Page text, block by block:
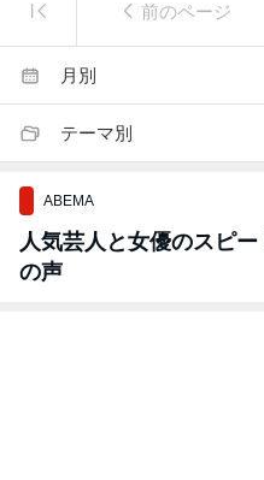
前のページ
月別
テーマ別
ABEMA
人気芸人と女優のスピ
の声